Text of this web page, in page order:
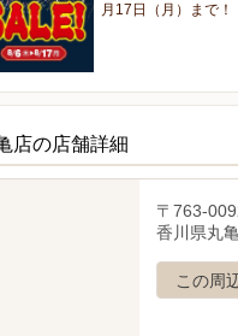
月17日（月）まで
店の店舗詳細
〒763-
香川県丸
この周